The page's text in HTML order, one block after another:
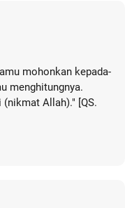
mohonkan kepada-
menghitungnya.
Allah)." [QS.